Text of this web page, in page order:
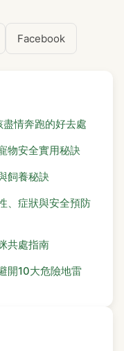
「放」在掌心或
其次，不要突然
樂趣。
Facebook
情奔跑的好去處
物安全實用秘訣
飼養秘訣
、症狀與安全預防
共處指南
開10大危險地雷